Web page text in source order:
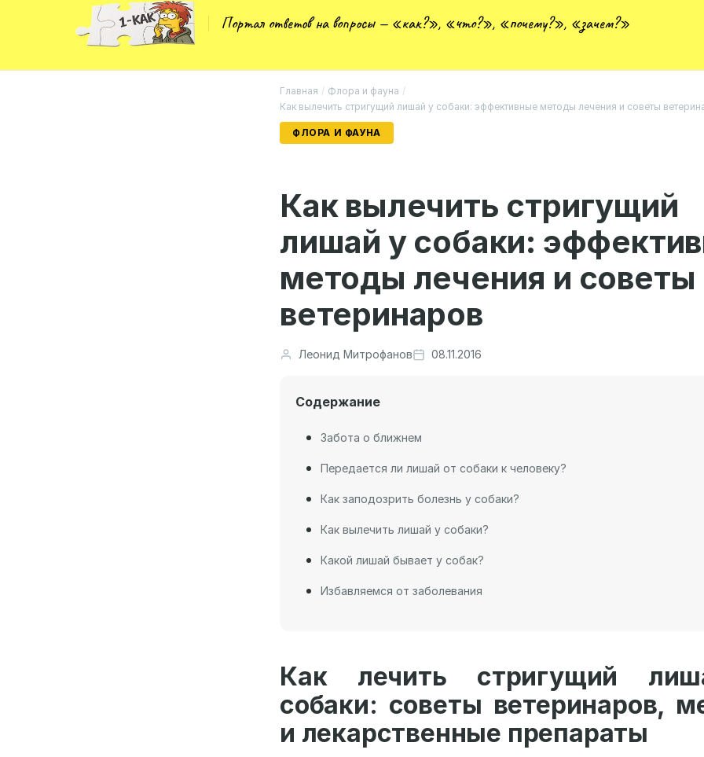
Портал ответов на вопросы — «как?», «что?», «почему?», «зачем?»
Главная / Флора и фауна /
Как вылечить стригущий лишай у собаки: эффективные методы лечения и советы
ФЛОРА И ФАУНА
Как вылечить стригущий
лишай у собаки:
методы лечения и советы
ветеринаров
Леонид Митрофанов 08.11.2016
Содержание
Забота о ближнем
Передается ли лишай от собаки к человеку?
Как заподозрить болезнь у собаки?
Как вылечить лишай у собаки?
Какой лишай бывает у собак?
Избавляемся от заболевания
Как лечить стригущий
собаки: советы ветеринаров,
и лекарственные препараты